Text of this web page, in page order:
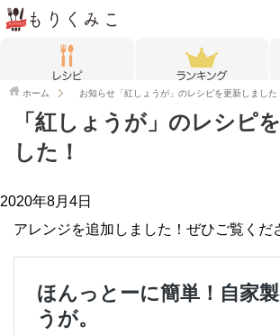
ホーム お知らせ「紅しょうが」のレシピを更新しました
「紅しょうが」のレシピ
した！
2020年8月4日
アレンジを追加しました！ぜひご覧くだ